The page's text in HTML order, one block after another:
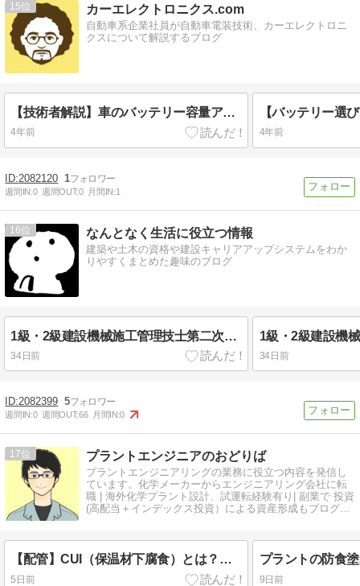
15 カーエレクトロニクス.com
自動車系企業社員が自動車電装技術、カーエレクトロニ
クスについて解説するブログ
【技術者解説】車のバッテリー容量アップ メリット・デメリット
4年前 4年前
2082120 1
週間IN:0 週間OUT:0 月間IN:1
16 なんとなく生活に役立つ情報
建築や土木の資格や建設キャリアアップシステムをわか
りやすくまとめた趣味のブログ
1級・2級建設機械施工管理技士第二次検定：機械施工（重要語句の技術的解説）の過去問4選！記述解答のわかりやすい覚え方
34日前 34日前
2082399 5
週間IN:0 週間OUT:66 月間IN:0
17 プラントエンジニアのおどりば
プラントエンジニアリングの業務に役立つ内容を発信し
ています。化学メーカーからエンジニアリング会社に転
職 | 海外化学プラント設計、試運転経験有り| 副業で 投資
(高配当＋インデックス投資）による資産形成もブログで
【配管】CUI（保温材下腐食）とは？発生メカニズムと防食塗装・維持管理対策について解説
5日前 9日前